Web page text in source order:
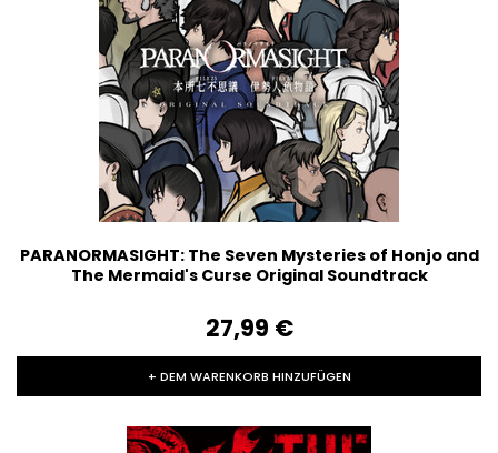
PARANORMASIGHT: The Seven Mysteries of Honjo and
The Mermaid's Curse Original Soundtrack
27,99‎ ‎€
+ DEM WARENKORB HINZUFÜGEN